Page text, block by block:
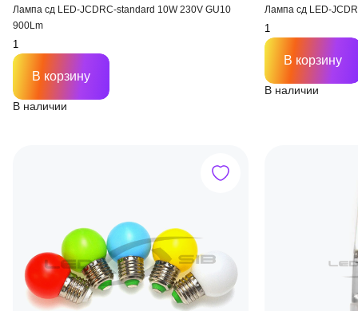
Лампа сд LED-JCDRС-standard 10W 230V GU10
900Lm
В наличии
В корзину
Лампа сд LED-
В наличии
В корзину